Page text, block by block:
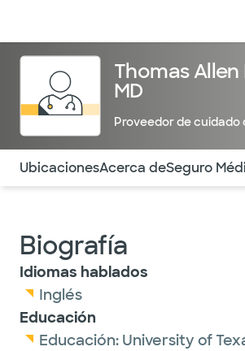
Thomas Allen
MD
Proveedor de cuidado
Utilice esta navegación para saltar
UbicacionesAcerca deSeguro
Biografía
Idiomas hablados
Inglés
Educación
Educación: University of